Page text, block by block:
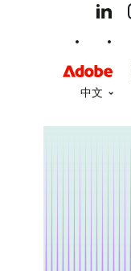
中文